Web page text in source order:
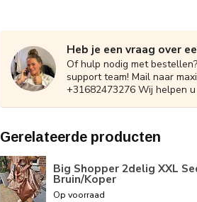
Heb je een vraag over
Of hulp nodig met
support team! Mail naar
+31682473276 Wij helpen
Gerelateerde producten
Big Shopper 2delig XXL
Bruin/Koper
Op voorraad